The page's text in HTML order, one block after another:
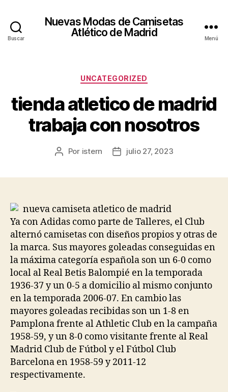
Buscar
Nuevas Modas de Camisetas
Atlético de Madrid
Menú
Categorías
UNCATEGORIZED
tienda atletico de madrid
trabaja con nosotros
Autor
Por istern
Fechajulio 27, 2023
Ya con Adidas como parte de Talleres, el Club
alternó camisetas con diseños propios y otras de
la marca. Sus mayores goleadas conseguidas en
la máxima categoría española son un 6-0 como
local al Real Betis Balompié en la temporada
1936-37 y un 0-5 a domicilio al mismo conjunto
en la temporada 2006-07. En cambio las
mayores goleadas recibidas son un 1-8 en
Pamplona frente al Athletic Club en la campaña
1958-59, y un 8-0 como visitante frente al Real
Madrid Club de Fútbol y el Fútbol Club
Barcelona en 1958-59 y 2011-12
respectivamente.